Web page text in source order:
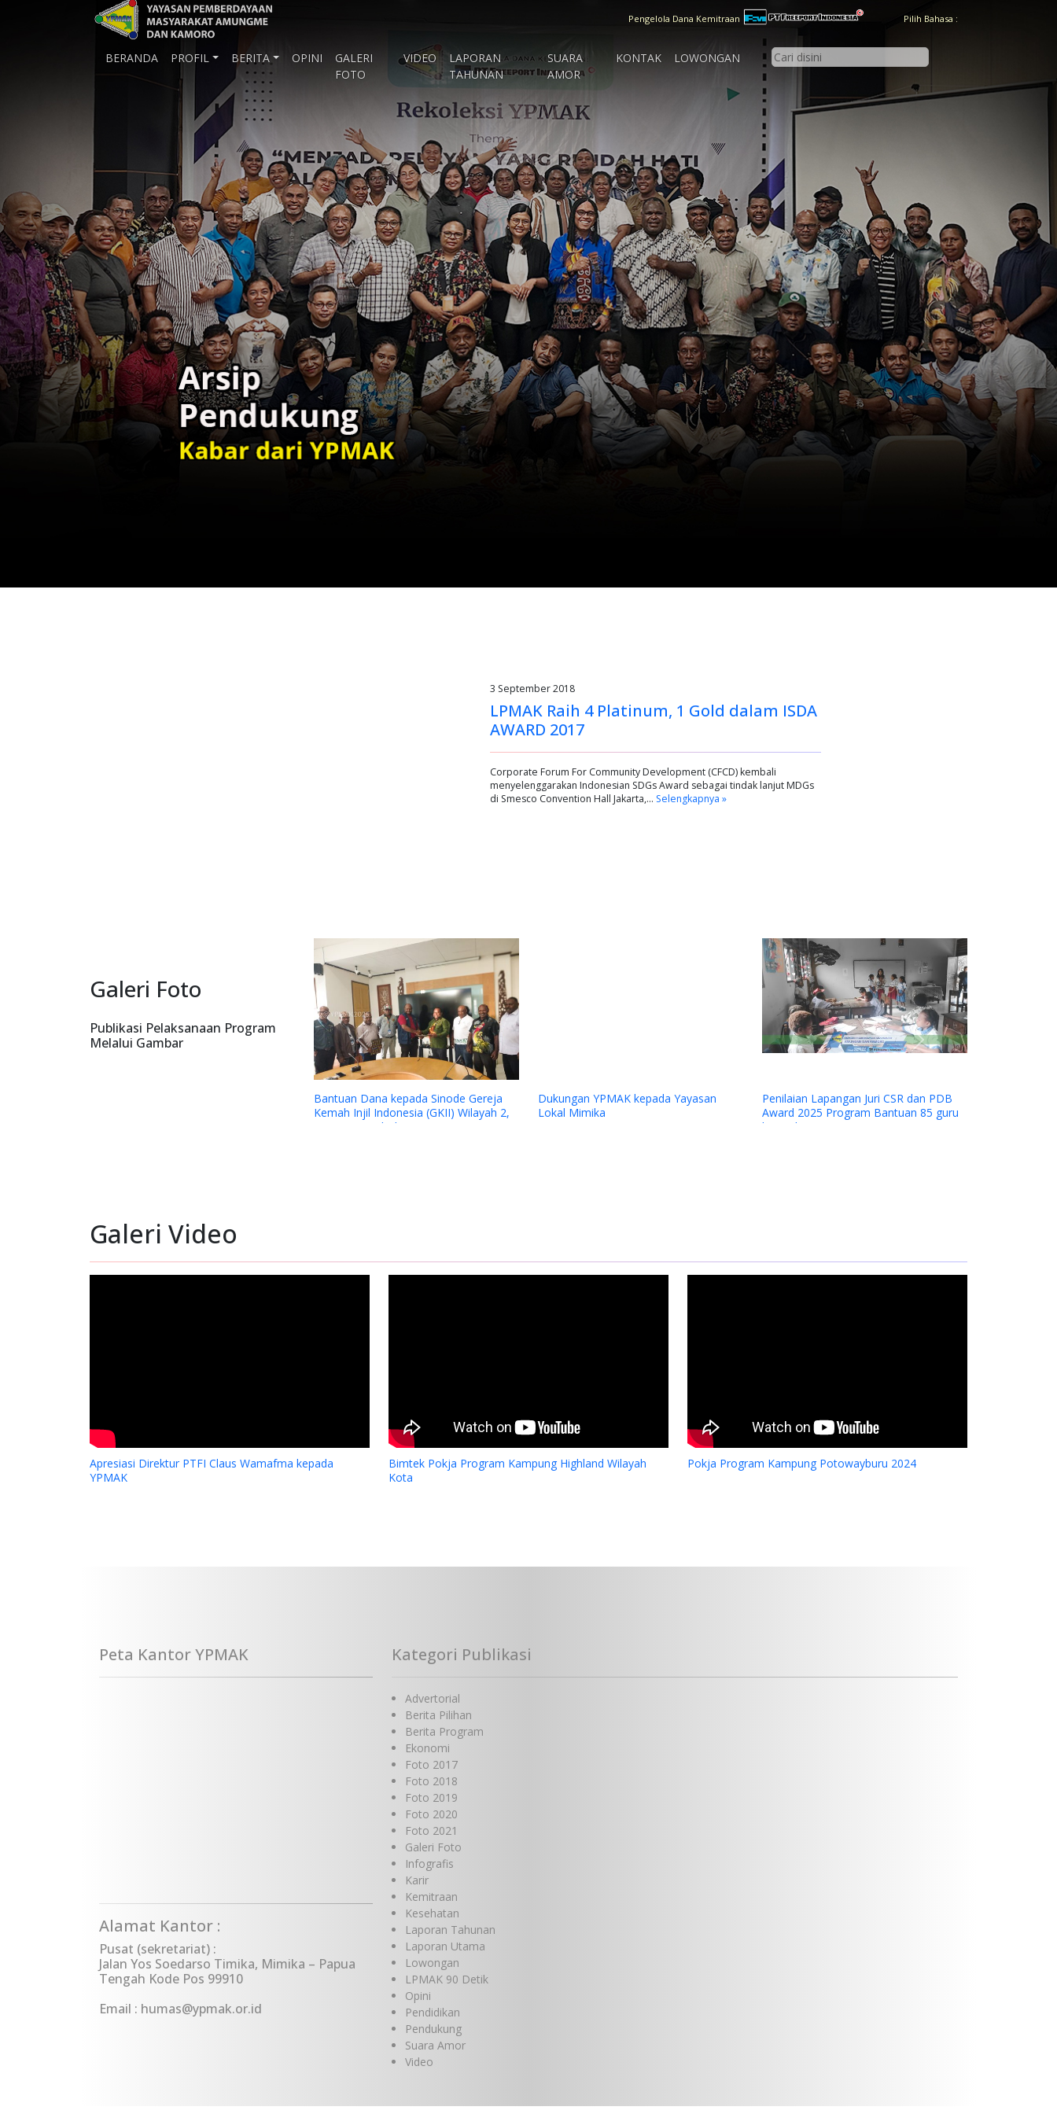
Pengelola Dana Kemitraan Pilih Bahasa :
BERANDA PROFIL BERITA OPINI
GALERI
FOTO
VIDEO
LAPORAN
TAHUNAN
SUARA
AMOR
KONTAK LOWONGAN
3 September 2018
LPMAK Raih 4 Platinum, 1 Gold dalam ISDA
AWARD 2017
Corporate Forum For Community Development (CFCD) kembali
menyelenggarakan Indonesian SDGs Award sebagai tindak lanjut MDGs
di Smesco Convention Hall Jakarta,… Selengkapnya »
Galeri Foto
Publikasi Pelaksanaan Program
Melalui Gambar
Dukungan YPMAK kepada Yayasan
Penilaian Lapangan Juri CSR dan PDB
Award 2025 Program Bantuan 85 guru
kontrak
Previous Next
Galeri Video
Apresiasi Direktur PTFI Claus Wamafma kepada
YPMAK
Bimtek Pokja Program Kampung Highland Wilayah
Kota
Pokja Program Kampung Potowayburu 2024
Peta Kantor YPMAK
Alamat Kantor :
Pusat (sekretariat) :
Jalan Yos Soedarso Timika, Mimika – Papua
Tengah Kode Pos 99910
Email : humas@ypmak.or.id
Kategori Publikasi
Advertorial
Berita Pilihan
Berita Program
Ekonomi
Foto 2017
Foto 2018
Foto 2019
Foto 2020
Foto 2021
Galeri Foto
Infografis
Karir
Kemitraan
Kesehatan
Laporan Tahunan
Laporan Utama
Lowongan
LPMAK 90 Detik
Opini
Pendidikan
Pendukung
Suara Amor
Video